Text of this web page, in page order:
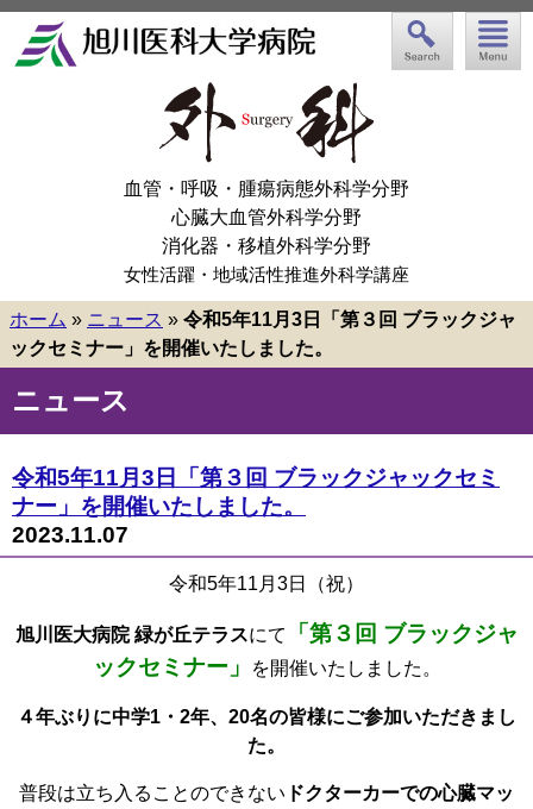
血管・呼吸・腫瘍病態外科学分野
心臓大血管外科学分野
消化器・移植外科学分野
女性活躍・地域活性推進外科学講座
ホーム » ニュース » 令和5年11月3日「第３回 ブラックジャ
ックセミナー」を開催いたしました。
ニュース
令和5年11月3日「第３回 ブラックジャックセミ
ナー」を開催いたしました。
2023.11.07
令和5年11月3日（祝）
旭川医大病院 緑が丘テラスにて
「第３回 ブラックジャ
ックセミナー」
を開催いたしました。
４年ぶりに中学1・2年、20名の皆様にご参加いただきまし
た。
普段は立ち入ることのできない ドクターカーでの心臓マッ